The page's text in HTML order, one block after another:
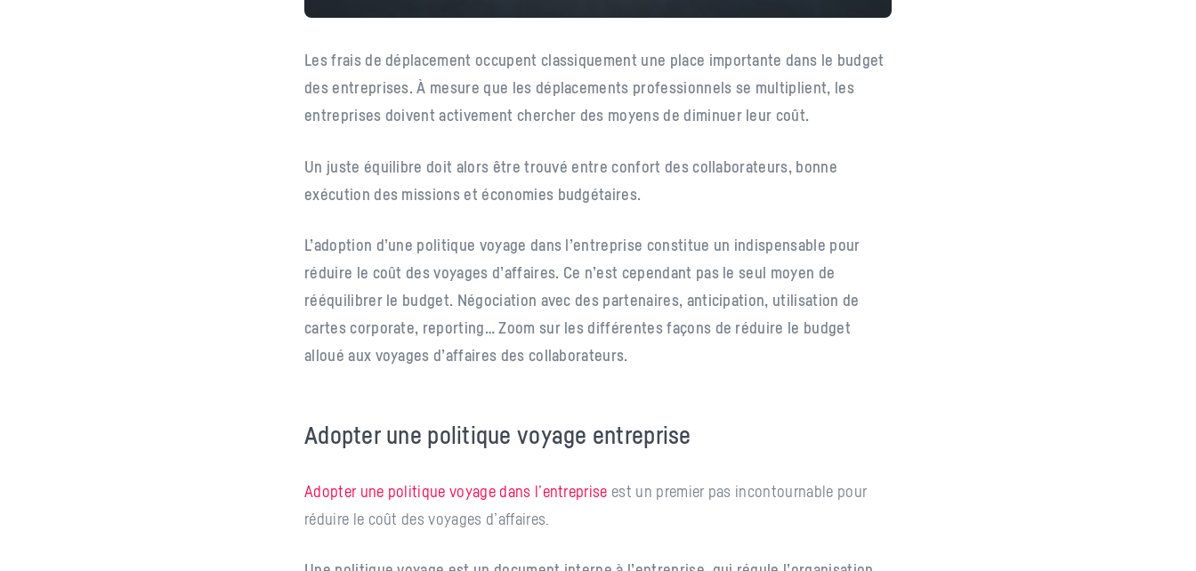
Les frais de déplacement occupent classiquement une place importante dans le budget
des entreprises. À mesure que les déplacements professionnels se multiplient, les
entreprises doivent activement chercher des moyens de diminuer leur coût.
Un juste équilibre doit alors être trouvé entre confort des collaborateurs, bonne
exécution des missions et économies budgétaires.
L’adoption d’une politique voyage dans l’entreprise constitue un indispensable pour
réduire le coût des voyages d’affaires. Ce n’est cependant pas le seul moyen de
rééquilibrer le budget. Négociation avec des partenaires, anticipation, utilisation de
cartes corporate, reporting… Zoom sur les différentes façons de réduire le budget
alloué aux voyages d’affaires des collaborateurs.
Adopter une politique voyage entreprise
Adopter une politique voyage dans l’entreprise est un premier pas incontournable pour
réduire le coût des voyages d’affaires.